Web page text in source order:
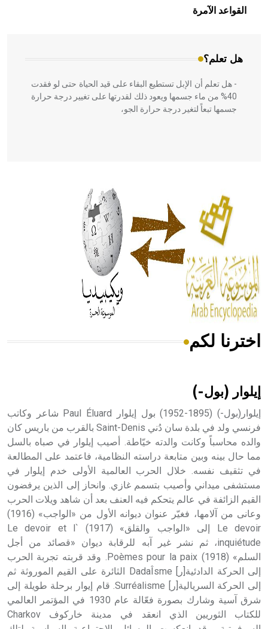
القواعد الآمرة
هل تعلم؟
بالعمارة الإسلامية في بلاد الشام ومصر خاصة، حيث يحرص
المعمار على بناء مداميكه وخاصة في الواجهات
- هل تعلم أن الإبل تستطيع البقاء على قيد الحياة حتى لو فقدت
40% من ماء جسمها ويعود ذلك لقدرتها على تغيير درجة حرارة
جسمها تبعاً لتغير درجة حرارة الجو،
الحكم، الأدلة، تنظيم التغذية، ورسالته في جروح الرأس. ويعود
له الفضل بأنه حرر الطب من الدين والفلسفة.
- هل تعلم أن المرجان إفراز حيواني يتكون في البحر ويتركب
من مادة كربونات الكلسيوم، وهو أحمر أو شديد الحمرة وهو
أجود أنواعه، ويمتاز بكبر الحجم ويسمى الش
هل تعلم أن الأبسيد كلمة فرنسية اللفظ تم اعتمادها مصطلحاً
- هل تعلم أن أبجر Abgar اسم معروف جيداً يعود إلى عدد من
الملوك الذين حكموا مدينة إديسا (الرها) من أبجر الأول وحتى
التاسع، وهم ينتسبون إلى أسرة أوسروين
- هل تعلم أن الأبجدية الكنعانية تتألف من /22/ علامة كتابية
sign تكتب منفصلة غير متصلة، وتعتمد المبدأ الأكوروفوني،
حيث تقتصر القيمة الصوتية للعلامة الك
اخترنا لكم
إيلوار (بول-)
إيلوار(بول-) (1895-1952) بول إيلوار Paul Éluard شاعر وكاتب
فرنسي ولد في بلدة سان دُني Saint-Denis بالقرب من باريس كان
والده محاسباً وكانت والدته خيّاطة. أصيب إيلوار في صباه بالسل
مما حال بينه وبين متابعة دراسته النظامية، فاعتمد على المطالعة
في تثقيف نفسه. خلال الحرب العالمية الأولى خدم إيلوار في
مستشفى ميداني وأصيب بتسمم غازي. وانحاز إلى الذين يرفضون
القيم الزائفة في عالم يتحكم فيه العنف بعد أن شاهد ويلات الحرب
وعانى من آلامها، فغيّر عنوان ديوانه الأول من «الواجب» (1916)
Le devoir إلى «الواجب والقلق» (1917) Le devoir et l`
inquiétude، ثم نشر غير آبه للرقابة ديوان «قصائد من أجل
السلم» (1918) Poèmes pour la paix. وقد قربته تجربة الحرب
إلى الحركة الدادئية[ر] DadaÎsme الثائرة على القيم الموروثة ثم
إلى الحركة السريالية[ر] Surréalisme. قام إيوار برحلة طويلة إلى
شرق آسية وشارك بصورة فعّالة عام 1930 في المؤتمر العالمي
للكتاب الثوريين الذي انعقد في مدينة خاركوف Charkov